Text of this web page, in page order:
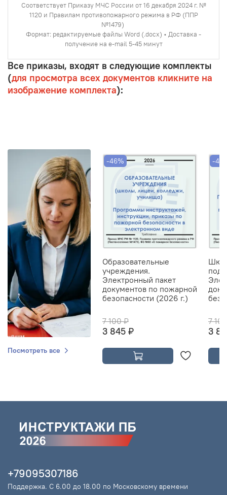
Соответствует Приказу МЧС России от 16 декабря 2024 г. №
1120 и Правилам противопожарного режима в РФ (ППР
№1479)
Формат: редактируемые файлы Word (.docx) • Доставка -
получение на e-mail 5-45 минут
Все приказы, входят в следующие комплекты
(для просмотра всех документов кликните на
изображение комплекта):
Посмотреть все
-46%
Образовательные
учреждения.
Электронный пакет
документов по пожарной
безопасности (2026 г.)
7 100 ₽
3 845 ₽
-
7
3
+79095307186
Поддержка. С 6.00 до 18.00 по Московскому времени